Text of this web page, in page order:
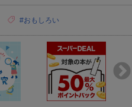
#おもしろい